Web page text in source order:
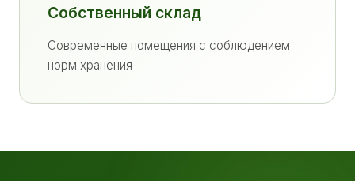
Собственный склад
Современные помещения с соблюдением
норм хранения